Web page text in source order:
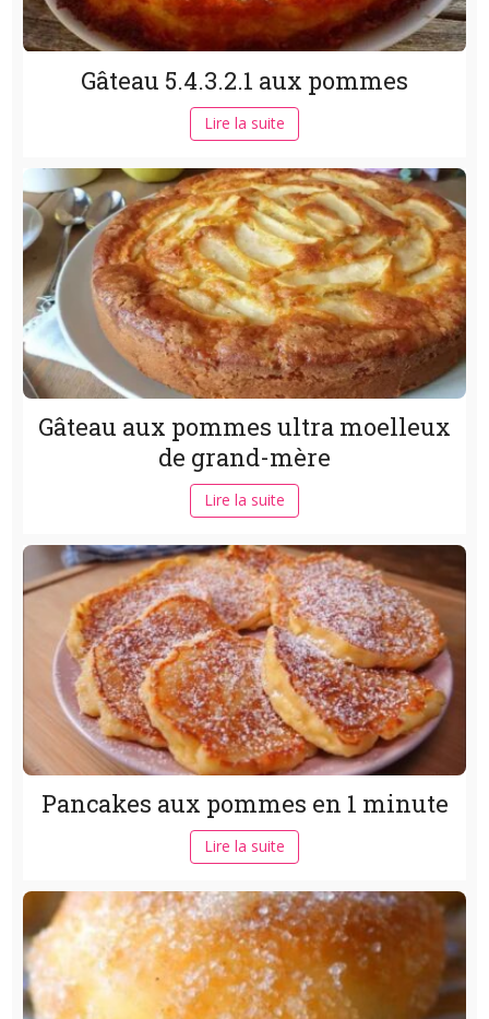
Gâteau 5.4.3.2.1 aux pommes
Lire la suite
Gâteau aux pommes ultra moelleux
de grand-mère
Lire la suite
Pancakes aux pommes en 1 minute
Lire la suite